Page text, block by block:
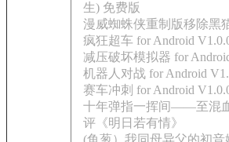
生) 免费版
漫威蜘蛛侠重制版移除黑
疯狂超车 for Android
减压破坏模拟器 for
机器人对战 for Android
赛车冲刺 for Android
十年弹指一挥间——至混
评《明日若有情》
(鱼葱）我同母异父的初音